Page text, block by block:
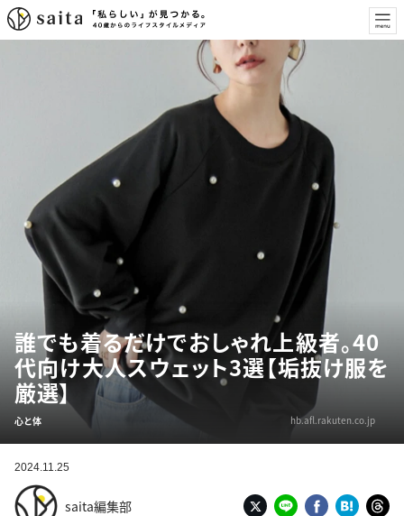
誰でも着るだけでおしゃれ上級者。40
代向け大人スウェット3選【垢抜け服を
厳選】
心と体 hb.afl.rakuten.co.jp
2024.11.25
saita編集部